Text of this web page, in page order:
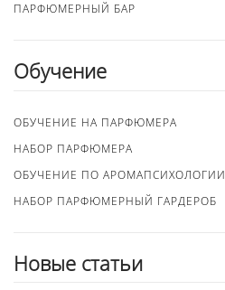
ПАРФЮМЕРНЫЙ БАР
Обучение
ОБУЧЕНИЕ НА ПАРФЮМЕРА
НАБОР ПАРФЮМЕРА
ОБУЧЕНИЕ ПО АРОМАПСИХОЛОГИИ
НАБОР ПАРФЮМЕРНЫЙ ГАРДЕРОБ
Новые статьи